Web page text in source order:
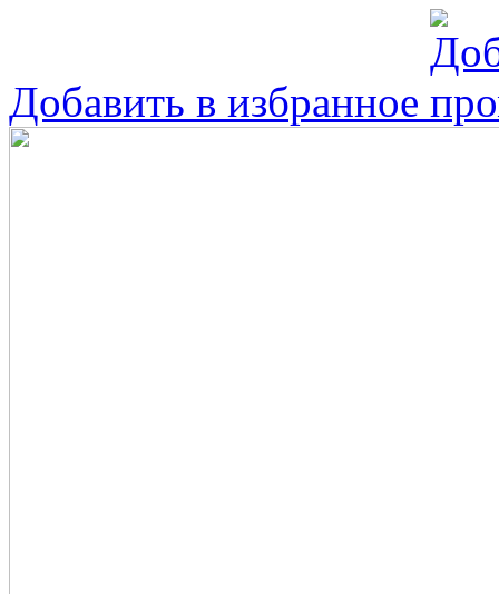
Добавить в избранное